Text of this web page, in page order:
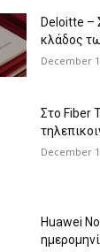
Deloitte –
κλάδος
December
Στο Fiber
December
Huawei